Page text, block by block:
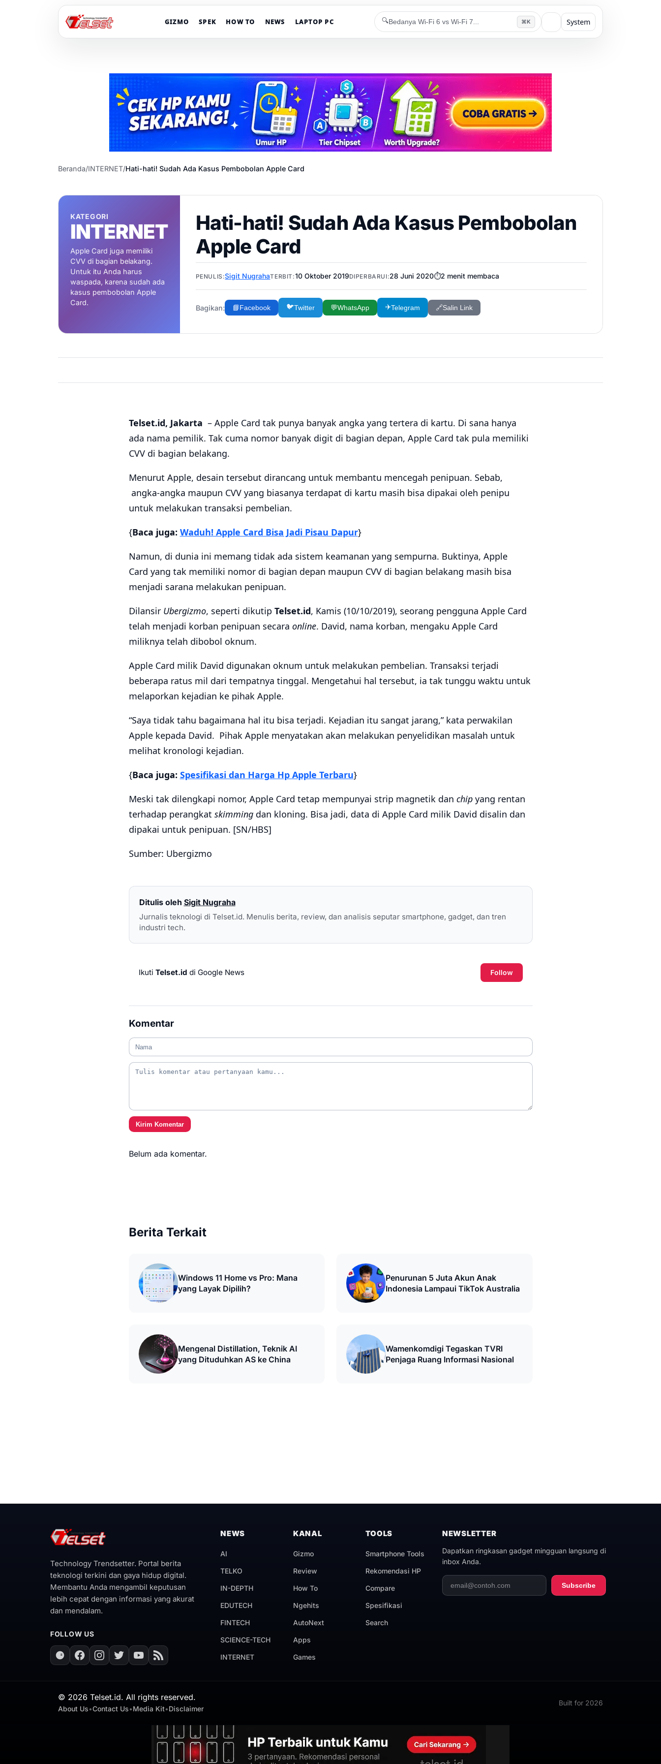
GIZMO SPEK HOW TO NEWS LAPTOP PC 🔍 ⌘K System
Beranda/INTERNET/Hati-hati! Sudah Ada Kasus Pembobolan Apple Card
KATEGORI
INTERNET
Apple Card juga memiliki
CVV di bagian belakang.
Untuk itu Anda harus
waspada, karena sudah ada
kasus pembobolan Apple
Card.
Hati-hati! Sudah Ada Kasus Pembobolan
Apple Card
PENULIS:Sigit NugrahaTERBIT:10 Oktober 2019DIPERBARUI:28 Juni 2020⏱️2 menit membaca
Bagikan: 📘Facebook 🐦Twitter 💬WhatsApp ✈️Telegram 🔗Salin Link
Telset.id, Jakarta – Apple Card tak punya banyak angka yang tertera di kartu. Di sana hanya
ada nama pemilik. Tak cuma nomor banyak digit di bagian depan, Apple Card tak pula memiliki
CVV di bagian belakang.
Menurut Apple, desain tersebut dirancang untuk membantu mencegah penipuan. Sebab,
angka-angka maupun CVV yang biasanya terdapat di kartu masih bisa dipakai oleh penipu
untuk melakukan transaksi pembelian.
{Baca juga: Waduh! Apple Card Bisa Jadi Pisau Dapur}
Namun, di dunia ini memang tidak ada sistem keamanan yang sempurna. Buktinya, Apple
Card yang tak memiliki nomor di bagian depan maupun CVV di bagian belakang masih bisa
menjadi sarana melakukan penipuan.
Dilansir Ubergizmo, seperti dikutip Telset.id, Kamis (10/10/2019), seorang pengguna Apple Card
telah menjadi korban penipuan secara online. David, nama korban, mengaku Apple Card
miliknya telah dibobol oknum.
Apple Card milik David digunakan oknum untuk melakukan pembelian. Transaksi terjadi
beberapa ratus mil dari tempatnya tinggal. Mengetahui hal tersebut, ia tak tunggu waktu untuk
melaporkan kejadian ke pihak Apple.
“Saya tidak tahu bagaimana hal itu bisa terjadi. Kejadian itu sangat jarang,” kata perwakilan
Apple kepada David. Pihak Apple menyatakan akan melakukan penyelidikan masalah untuk
melihat kronologi kejadian.
{Baca juga: Spesifikasi dan Harga Hp Apple Terbaru}
Meski tak dilengkapi nomor, Apple Card tetap mempunyai strip magnetik dan chip yang rentan
terhadap perangkat skimming dan kloning. Bisa jadi, data di Apple Card milik David disalin dan
dipakai untuk penipuan. [SN/HBS]
Sumber: Ubergizmo
Ditulis oleh Sigit Nugraha
Jurnalis teknologi di Telset.id. Menulis berita, review, dan analisis seputar smartphone, gadget, dan tren
industri tech.
Ikuti Telset.id di Google News Follow
Komentar
Kirim Komentar
Belum ada komentar.
Berita Terkait
Windows 11 Home vs Pro: Mana
yang Layak Dipilih?
Penurunan 5 Juta Akun Anak
Indonesia Lampaui TikTok Australia
Mengenal Distillation, Teknik AI
yang Dituduhkan AS ke China
Wamenkomdigi Tegaskan TVRI
Penjaga Ruang Informasi Nasional
Technology Trendsetter. Portal berita
teknologi terkini dan gaya hidup digital.
Membantu Anda mengambil keputusan
lebih cepat dengan informasi yang akurat
dan mendalam.
FOLLOW US
NEWS
AI
TELKO
IN-DEPTH
EDUTECH
FINTECH
SCIENCE-TECH
INTERNET
KANAL
Gizmo
Review
How To
Ngehits
AutoNext
Apps
Games
TOOLS
Smartphone Tools
Rekomendasi HP
Compare
Spesifikasi
Search
NEWSLETTER
Dapatkan ringkasan gadget mingguan langsung di
inbox Anda.
Subscribe
© 2026 Telset.id. All rights reserved.
About Us•Contact Us•Media Kit•Disclaimer
Built for 2026